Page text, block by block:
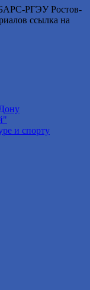
РГЭУ Ростов-
ссылка на
и спорту